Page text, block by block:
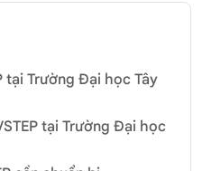
tại Trường Đại học Tây
tại Trường Đại học